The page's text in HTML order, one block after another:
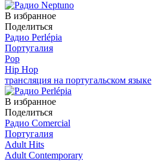
В избранное
Поделиться
Радио Perlépia
Португалия
Pop
Hip Hop
трансляция на португальском языке
В избранное
Поделиться
Радио Comercial
Португалия
Adult Hits
Adult Contemporary